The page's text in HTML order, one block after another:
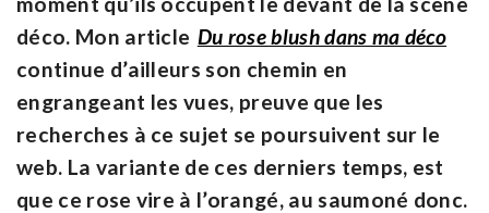
déco. Mon article Du rose blush dans ma déco
continue d’ailleurs son chemin en
engrangeant les vues, preuve que les
recherches à ce sujet se poursuivent sur le
web. La variante de ces derniers temps, est
que ce rose vire à l’orangé, au saumoné donc.